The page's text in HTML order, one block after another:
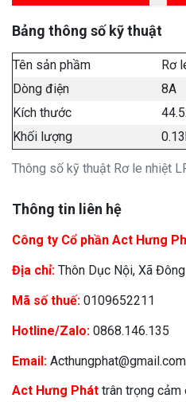
Bảng thông số kỹ thuật
Thông số kỹ thuật Rơ le nhiệt
Tên sản phầm
Rơ
Dòng điện
8A
Kích thước
Khối lượng
Thông tin liên hệ
Công ty Cổ phần Act Hưng
Địa chỉ: Thôn Dục Nội, Xã
Mã số thuế: 0109652211
Hotline/Zalo: 0868.146.135
Email: Acthungphat@gmail.com
Act Hưng Phát trân trọng cảm